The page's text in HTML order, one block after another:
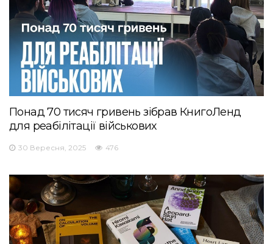
Понад 70 тисяч гривень зібрав КнигоЛенд
для реабілітації військових
30 Вересня, 2025 476